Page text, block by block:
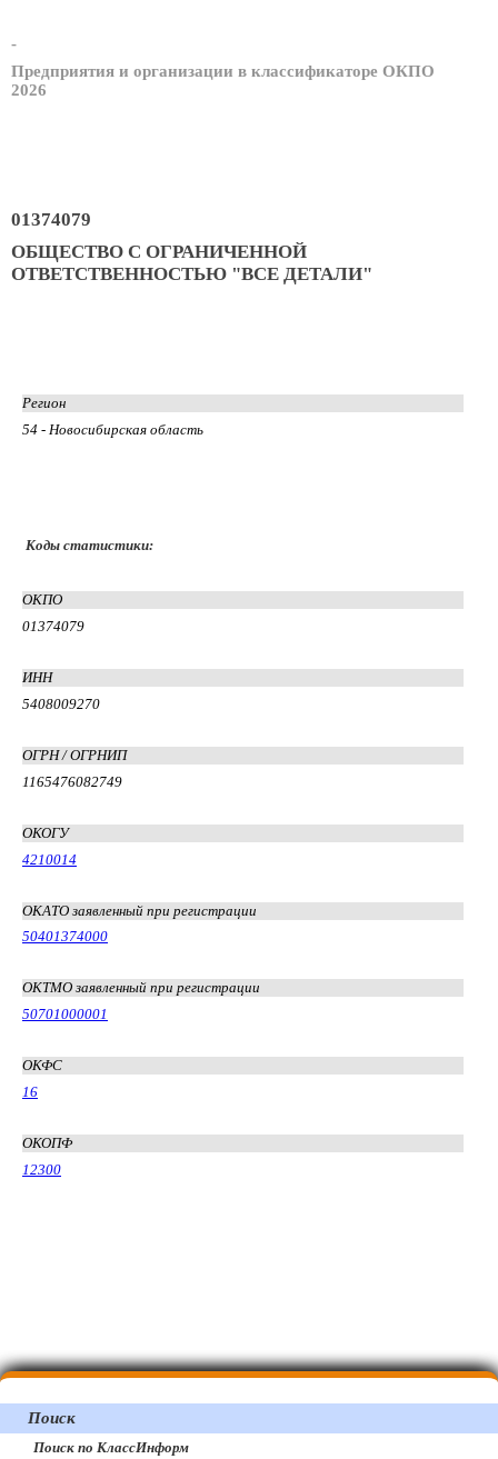
-
Предприятия и организации в классификаторе ОКПО
2026
01374079
ОБЩЕСТВО С ОГРАНИЧЕННОЙ
ОТВЕТСТВЕННОСТЬЮ "ВСЕ ДЕТАЛИ"
Регион
54 - Новосибирская область
Коды статистики:
ОКПО
01374079
ИНН
5408009270
ОГРН / ОГРНИП
1165476082749
ОКОГУ
4210014
ОКАТО заявленный при регистрации
50401374000
ОКТМО заявленный при регистрации
50701000001
ОКФС
16
ОКОПФ
12300
Поиск
Поиск по КлассИнформ